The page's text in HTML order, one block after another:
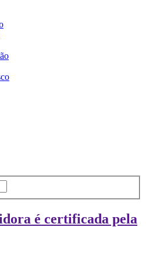
é certificada pela